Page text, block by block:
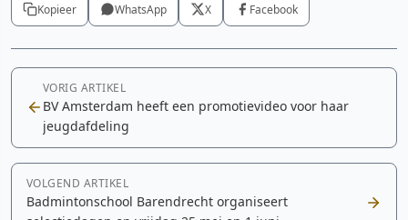
Kopieer WhatsApp X Facebook
VORIG ARTIKEL
BV Amsterdam heeft een promotievideo voor haar
jeugdafdeling
VOLGEND ARTIKEL
Badmintonschool Barendrecht organiseert